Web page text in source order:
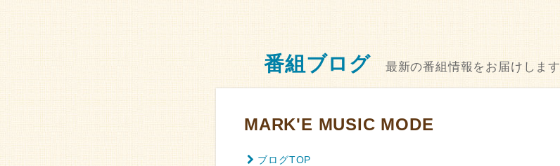
番組ブログ 最新の番組情報をお届けします
MARK'E MUSIC MODE
ブログTOP